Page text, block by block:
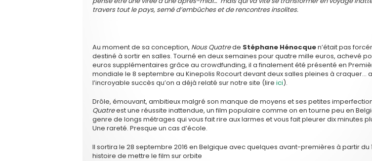
travers tout le pays, semé d’embûches et de rencontres insolites.
Au moment de sa conception, Nous Quatrede Stéphane Hénocquen’était pas
destiné à sortir en salles. Tourné en deux semaines pour quatre mille euros, achevé
euros supplémentaires grâce au crowdfunding, il a finalement été présenté en
mondiale le 8 septembre au Kinepolis Rocourt devant deux salles pleines à craquer…
l’incroyable succès qu’on a déjà relaté sur notre site (lire ici).
Drôle, émouvant, ambitieux malgré son manque de moyens et ses petites
Quatreest une réussite inattendue, un film populaire comme on en tourne peu en
genre de longs métrages qui vous fait rire aux larmes et vous fait pleurer dix minutes
Une rareté. Presque un cas d’école.
Il sortira le 28 septembre 2016 en Belgique avec quelques avant-premières à partir du
histoire de mettre le film sur orbite